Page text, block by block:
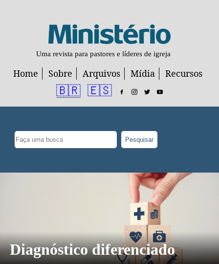
Uma revista para pastores e líderes de igreja
Home Sobre Arquivos Mídia Recursos
🇧🇷 🇪🇸
Pesquisar
Diagnóstico diferenciado